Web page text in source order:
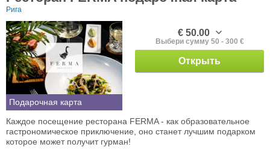
Рига
Подарочная карта
€ 50.00
Выбери сумму 50 - 300 €
Открыть
Каждое посещение ресторана FERMA - как образовательное
гастрономическое приключение, оно станет лучшим подарком
которое может получит гурман!